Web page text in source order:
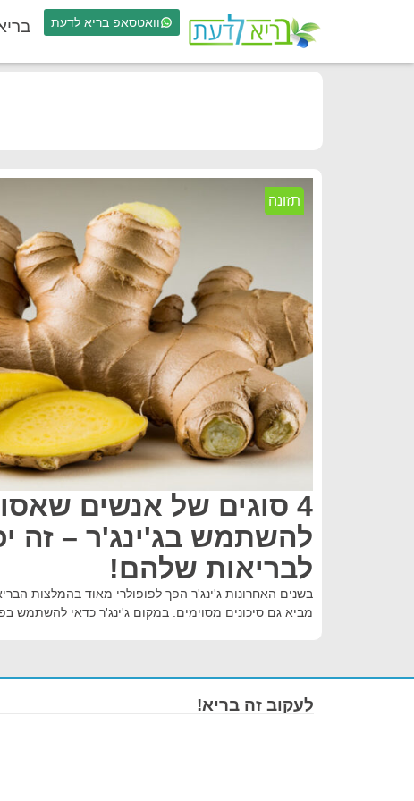
וואטסאפ בריא לדעת
תזונה
4 סוגים של אנשים
להשתמש בג'ינג'ר – זה
לבריאות שלהם!
בשנים האחרונות ג'ינג'ר הפך לפופולרי מאוד בהמלצות
מביא גם סיכונים מסוימים. במקום ג'ינג'ר כדאי להשתמש
לעקוב זה בריא!